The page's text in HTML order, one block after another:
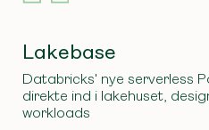
Lakebase
Databricks' nye serverless
direkte ind i lakehuset,
workloads